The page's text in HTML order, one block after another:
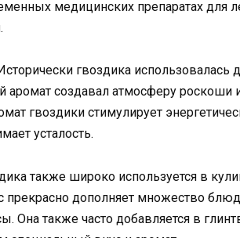
медицинских препаратах для
Исторически гвоздика использовалась
аромат создавал атмосферу роскоши
гвоздики стимулирует
усталость.
также широко используется в
прекрасно дополняет множество
Она также часто добавляется в